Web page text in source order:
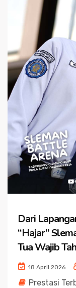
Dari
“Hajar”
Tua Wajib
18 April 2026
Prestasi